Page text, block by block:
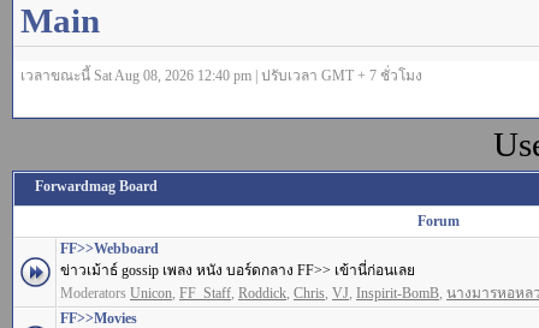
Main
เวลาขณะนี้ Sat Aug 08, 2026 12:40 pm | ปรับเวลา GMT + 7 ชั่วโมง
Forwardmag Board
Forum
FF>>Webboard
ข่าวเม้าธ์ gossip เพลง หนัง บอร์ดกลาง FF>> เข้านี่ก่อนเลย
Moderators Unicon, FF_Staff, Roddick, Chris, VJ, Inspirit-BomB, นางมารหอหล
FF>>Movies